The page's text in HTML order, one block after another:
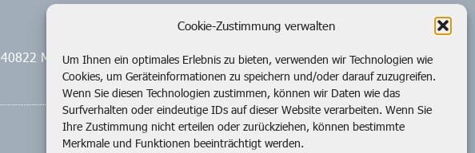
Cookie-Zustimmung verwalten
Um Ihnen ein optimales Erlebnis zu bieten, verwenden wir Technologien wie
Cookies, um Geräteinformationen zu speichern und/oder darauf zuzugreifen.
Wenn Sie diesen Technologien zustimmen, können wir Daten wie das
Surfverhalten oder eindeutige IDs auf dieser Website verarbeiten. Wenn Sie
Ihre Zustimmung nicht erteilen oder zurückziehen, können bestimmte
Merkmale und Funktionen beeinträchtigt werden.
40822 Mettmann
Impressum Datenschutzerklärung